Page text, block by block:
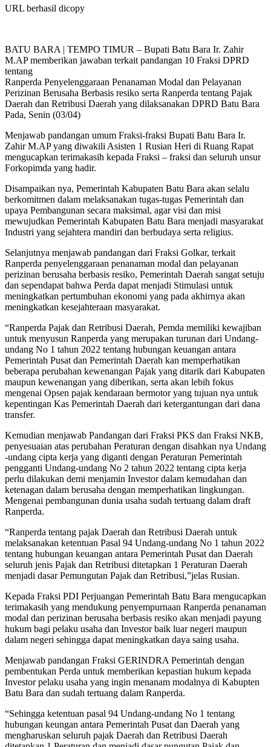
URL berhasil dicopy
BATU BARA | TEMPO TIMUR – Bupati Batu Bara Ir. Zahir
M.AP memberikan jawaban terkait pandangan 10 Fraksi DPRD
tentang
Ranperda Penyelenggaraan Penanaman Modal dan Pelayanan
Perizinan Berusaha Berbasis resiko serta Ranperda tentang Pajak
Daerah dan Retribusi Daerah yang dilaksanakan DPRD Batu Bara
Pada, Senin (03/04)
Menjawab pandangan umum Fraksi-fraksi Bupati Batu Bara Ir.
Zahir M.AP yang diwakili Asisten 1 Rusian Heri di Ruang Rapat
mengucapkan terimakasih kepada Fraksi – fraksi dan seluruh unsur
Forkopimda yang hadir.
Disampaikan nya, Pemerintah Kabupaten Batu Bara akan selalu
berkomitmen dalam melaksanakan tugas-tugas Pemerintah dan
upaya Pembangunan secara maksimal, agar visi dan misi
mewujudkan Pemerintah Kabupaten Batu Bara menjadi masyarakat
Industri yang sejahtera mandiri dan berbudaya serta religius.
Selanjutnya menjawab pandangan dari Fraksi Golkar, terkait
Ranperda penyelenggaraan penanaman modal dan pelayanan
perizinan berusaha berbasis resiko, Pemerintah Daerah sangat setuju
dan sependapat bahwa Perda dapat menjadi Stimulasi untuk
meningkatkan pertumbuhan ekonomi yang pada akhirnya akan
meningkatkan kesejahteraan masyarakat.
“Ranperda Pajak dan Retribusi Daerah, Pemda memiliki kewajiban
untuk menyusun Ranperda yang merupakan turunan dari Undang-
undang No 1 tahun 2022 tentang hubungan keuangan antara
Pemerintah Pusat dan Pemerintah Daerah kan memperhatikan
beberapa perubahan kewenangan Pajak yang ditarik dari Kabupaten
maupun kewenangan yang diberikan, serta akan lebih fokus
mengenai Opsen pajak kendaraan bermotor yang tujuan nya untuk
kepentingan Kas Pemerintah Daerah dari ketergantungan dari dana
transfer.
Kemudian menjawab Pandangan dari Fraksi PKS dan Fraksi NKB,
penyesuaian atas perubahan Peraturan dengan disahkan nya Undang
-undang cipta kerja yang diganti dengan Peraturan Pemerintah
pengganti Undang-undang No 2 tahun 2022 tentang cipta kerja
perlu dilakukan demi menjamin Investor dalam kemudahan dan
ketenagan dalam berusaha dengan memperhatikan lingkungan.
Mengenai pembangunan dunia usaha sudah tertuang dalam draft
Ranperda.
“Ranperda tentang pajak Daerah dan Retribusi Daerah untuk
melaksanakan ketentuan Pasal 94 Undang-undang No 1 tahun 2022
tentang hubungan keuangan antara Pemerintah Pusat dan Daerah
seluruh jenis Pajak dan Retribusi ditetapkan 1 Peraturan Daerah
menjadi dasar Pemungutan Pajak dan Retribusi,”jelas Rusian.
Kepada Fraksi PDI Perjuangan Pemerintah Batu Bara mengucapkan
terimakasih yang mendukung penyempurnaan Ranperda penanaman
modal dan perizinan berusaha berbasis resiko akan menjadi payung
hukum bagi pelaku usaha dan Investor baik luar negeri maupun
dalam negeri sehingga dapat meningkatkan daya saing usaha.
Menjawab pandangan Fraksi GERINDRA Pemerintah dengan
pembentukan Perda untuk memberikan kepastian hukum kepada
Investor pelaku usaha yang ingin menanam modalnya di Kabupten
Batu Bara dan sudah tertuang dalam Ranperda.
“Sehingga ketentuan pasal 94 Undang-undang No 1 tentang
hubungan keungan antara Pemerintah Pusat dan Daerah yang
mengharuskan seluruh pajak Daerah dan Retribusi Daerah